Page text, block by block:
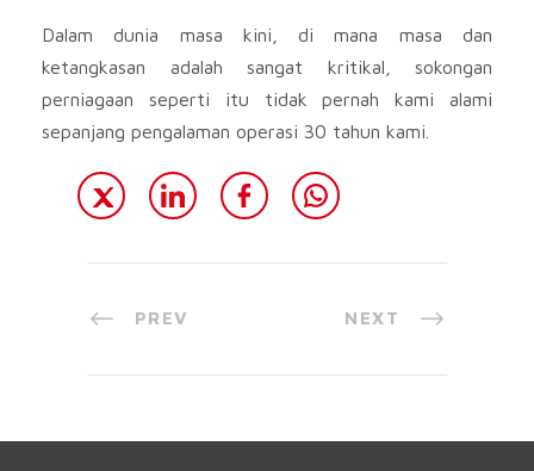
Dalam dunia masa kini, di mana masa dan
ketangkasan adalah sangat kritikal, sokongan
perniagaan seperti itu tidak pernah kami alami
sepanjang pengalaman operasi 30 tahun kami.
PREV NEXT